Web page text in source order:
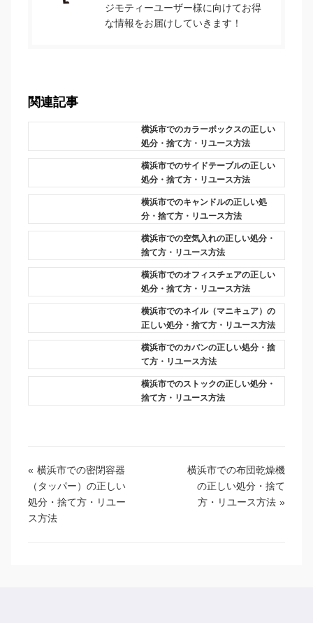
ジモティーユーザー様に向けてお得
な情報をお届けしていきます！
関連記事
横浜市でのカラーボックスの正しい
処分・捨て方・リユース方法
横浜市でのサイドテーブルの正しい
処分・捨て方・リユース方法
横浜市でのキャンドルの正しい処
分・捨て方・リユース方法
横浜市での空気入れの正しい処分・
捨て方・リユース方法
横浜市でのオフィスチェアの正しい
処分・捨て方・リユース方法
横浜市でのネイル（マニキュア）の
正しい処分・捨て方・リユース方法
横浜市でのカバンの正しい処分・捨
て方・リユース方法
横浜市でのストックの正しい処分・
捨て方・リユース方法
« 横浜市での密閉容器
（タッパー）の正しい
処分・捨て方・リユー
ス方法
横浜市での布団乾燥機
の正しい処分・捨て
方・リユース方法 »